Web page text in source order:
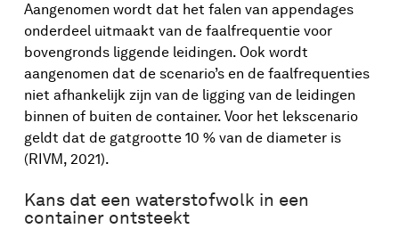
Aangenomen wordt dat het falen van appendages
onderdeel uitmaakt van de faalfrequentie voor
bovengronds liggende leidingen. Ook wordt
aangenomen dat de scenario’s en de faalfrequenties
niet afhankelijk zijn van de ligging van de leidingen
binnen of buiten de container. Voor het lekscenario
geldt dat de gatgrootte 10 % van de diameter is
(RIVM, 2021).
Kans dat een waterstofwolk in een
container ontsteekt